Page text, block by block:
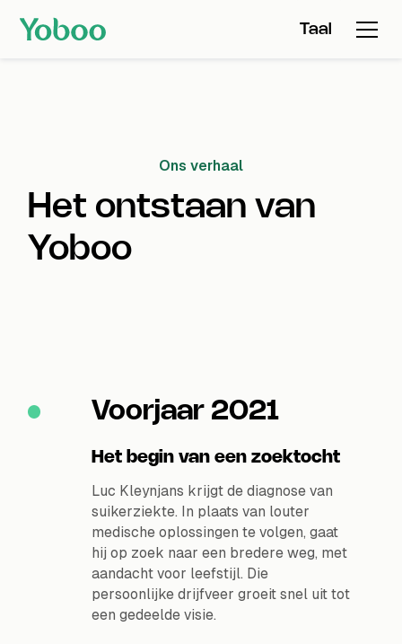
Taal
Ons verhaal
Het ontstaan van
Yoboo
Voorjaar 2021
Het begin van een zoektocht
Luc Kleynjans krijgt de diagnose van
suikerziekte. In plaats van louter
medische oplossingen te volgen, gaat
hij op zoek naar een bredere weg, met
aandacht voor leefstijl. Die
persoonlijke drijfveer groeit snel uit tot
een gedeelde visie.